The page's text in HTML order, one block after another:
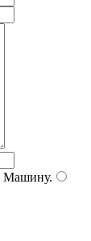
Машину.